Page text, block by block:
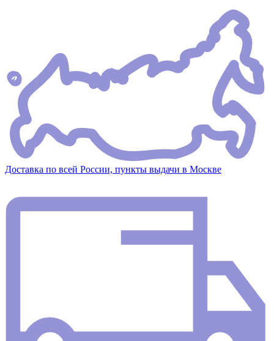
Доставка по всей России, пункты выдачи в Москве